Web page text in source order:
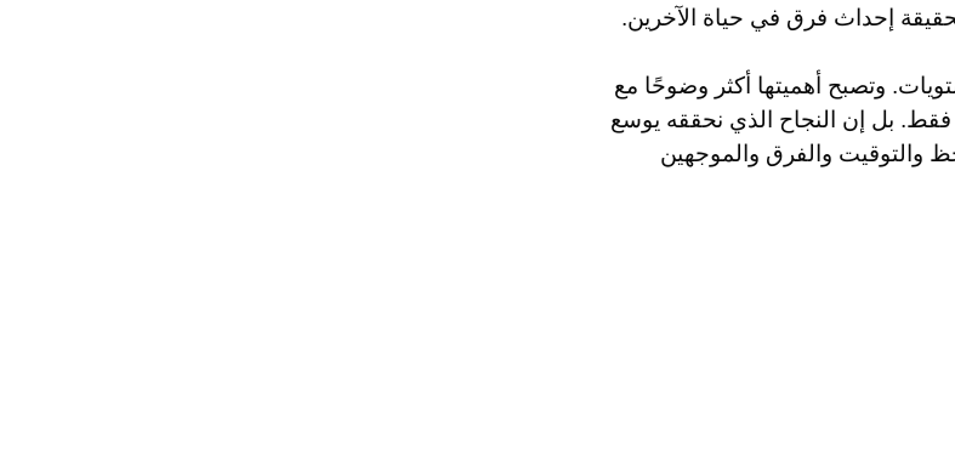
إحداث فرق في حياة الآخرين.
وتصبح أهميتها أكثر وضوحًا مع
فقط. بل إن النجاح الذي نحققه يوسع
والتوقيت والفرق والموجهين